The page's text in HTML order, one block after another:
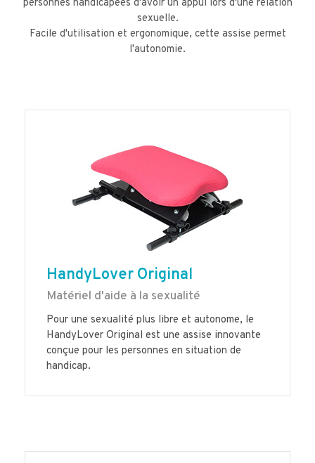
personnes handicapées d'avoir un appui lors d'une relation
sexuelle.
Facile d'utilisation et ergonomique, cette assise permet
l'autonomie.
HandyLover Original
Matériel d'aide à la sexualité
Pour une sexualité plus libre et autonome, le
HandyLover Original est une assise innovante
conçue pour les personnes en situation de
handicap.